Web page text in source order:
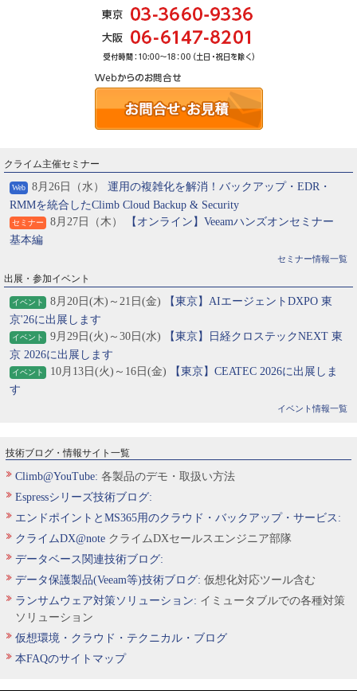
クライム主催セミナー
Web 8月26日（水） 運用の複雑化を解消！バックアップ・EDR・
RMMを統合したClimb Cloud Backup & Security
セミナー 8月27日（木）
【オンライン】Veeamハンズオンセミナー
基本編
セミナー情報一覧
出展・参加イベント
イベント 8月20日(木)～21日(金)
【東京】AIエージェントDXPO 東
京'26に出展します
イベント 9月29日(火)～30日(水)
【東京】日経クロステックNEXT 東
京 2026に出展します
イベント 10月13日(火)～16日(金)
【東京】CEATEC 2026に出展しま
す
イベント情報一覧
技術ブログ・情報サイト一覧
Climb@YouTube: 各製品のデモ・取扱い方法
Espressシリーズ技術ブログ:
エンドポイントとMS365用のクラウド・バックアップ・サービス:
クライムDX@note クライムDXセールスエンジニア部隊
データベース関連技術ブログ:
データ保護製品(Veeam等)技術ブログ: 仮想化対応ツール含む
ランサムウェア対策ソリューション: イミュータブルでの各種対策
ソリューション
仮想環境・クラウド・テクニカル・ブログ
本FAQのサイトマップ